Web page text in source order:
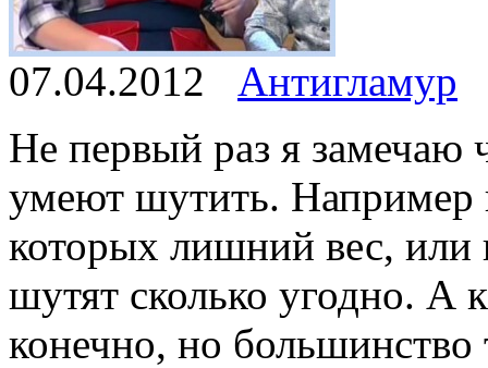
07.04.2012
Антигламур
Не первый раз я замечаю
умеют шутить. Например
которых лишний вес, или
шутят сколько угодно. А
конечно, но большинство